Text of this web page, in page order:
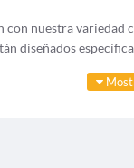
nuestra
diseñados